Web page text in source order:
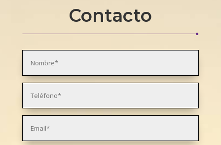
Contacto